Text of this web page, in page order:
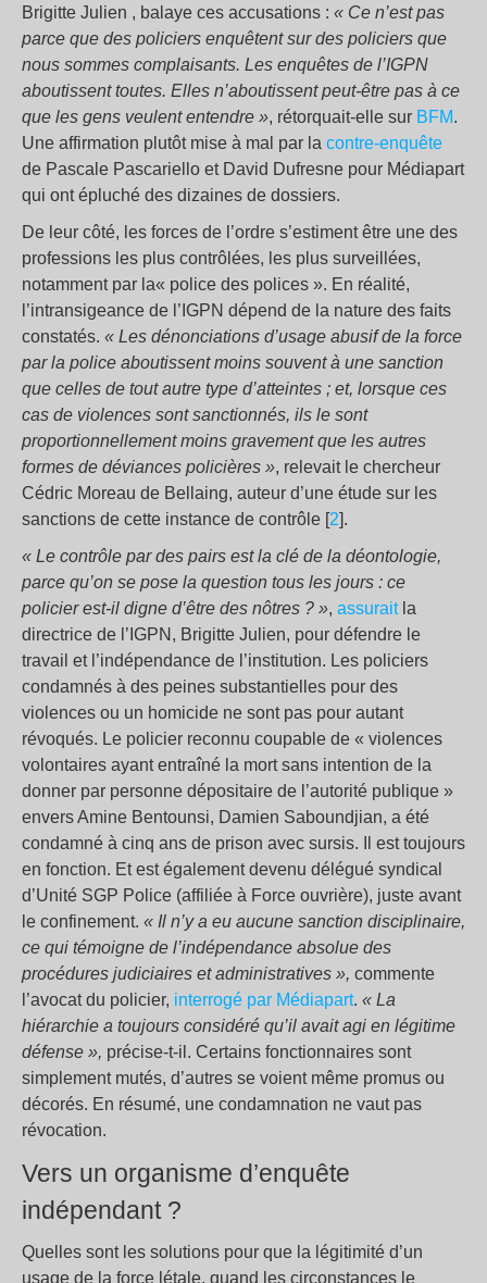
Brigitte Julien , balaye ces accusations : « Ce n’est pas
parce que des policiers enquêtent sur des policiers que
nous sommes complaisants. Les enquêtes de l’IGPN
aboutissent toutes. Elles n’aboutissent peut-être pas à ce
que les gens veulent entendre », rétorquait-elle sur BFM.
Une affirmation plutôt mise à mal par la contre-enquête
de Pascale Pascariello et David Dufresne pour Médiapart
qui ont épluché des dizaines de dossiers.
De leur côté, les forces de l’ordre s’estiment être une des
professions les plus contrôlées, les plus surveillées,
notamment par la« police des polices ». En réalité,
l’intransigeance de l’IGPN dépend de la nature des faits
constatés. « Les dénonciations d’usage abusif de la force
par la police aboutissent moins souvent à une sanction
que celles de tout autre type d’atteintes ; et, lorsque ces
cas de violences sont sanctionnés, ils le sont
proportionnellement moins gravement que les autres
formes de déviances policières », relevait le chercheur
Cédric Moreau de Bellaing, auteur d’une étude sur les
sanctions de cette instance de contrôle [2].
« Le contrôle par des pairs est la clé de la déontologie,
parce qu’on se pose la question tous les jours : ce
policier est-il digne d’être des nôtres ? », assuraitla
directrice de l’IGPN, Brigitte Julien, pour défendre le
travail et l’indépendance de l’institution. Les policiers
condamnés à des peines substantielles pour des
violences ou un homicide ne sont pas pour autant
révoqués. Le policier reconnu coupable de « violences
volontaires ayant entraîné la mort sans intention de la
donner par personne dépositaire de l’autorité publique »
envers Amine Bentounsi, Damien Saboundjian, a été
condamné à cinq ans de prison avec sursis. Il est toujours
en fonction. Et est également devenu délégué syndical
d’Unité SGP Police (affiliée à Force ouvrière), juste avant
le confinement. « Il n’y a eu aucune sanction disciplinaire,
ce qui témoigne de l’indépendance absolue des
procédures judiciaires et administratives », commente
l’avocat du policier, interrogé par Médiapart. « La
hiérarchie a toujours considéré qu’il avait agi en légitime
défense », précise-t-il. Certains fonctionnaires sont
simplement mutés, d’autres se voient même promus ou
décorés. En résumé, une condamnation ne vaut pas
révocation.
Vers un organisme d’enquête
indépendant ?
Quelles sont les solutions pour que la légitimité d’un
usage de la force létale, quand les circonstances le